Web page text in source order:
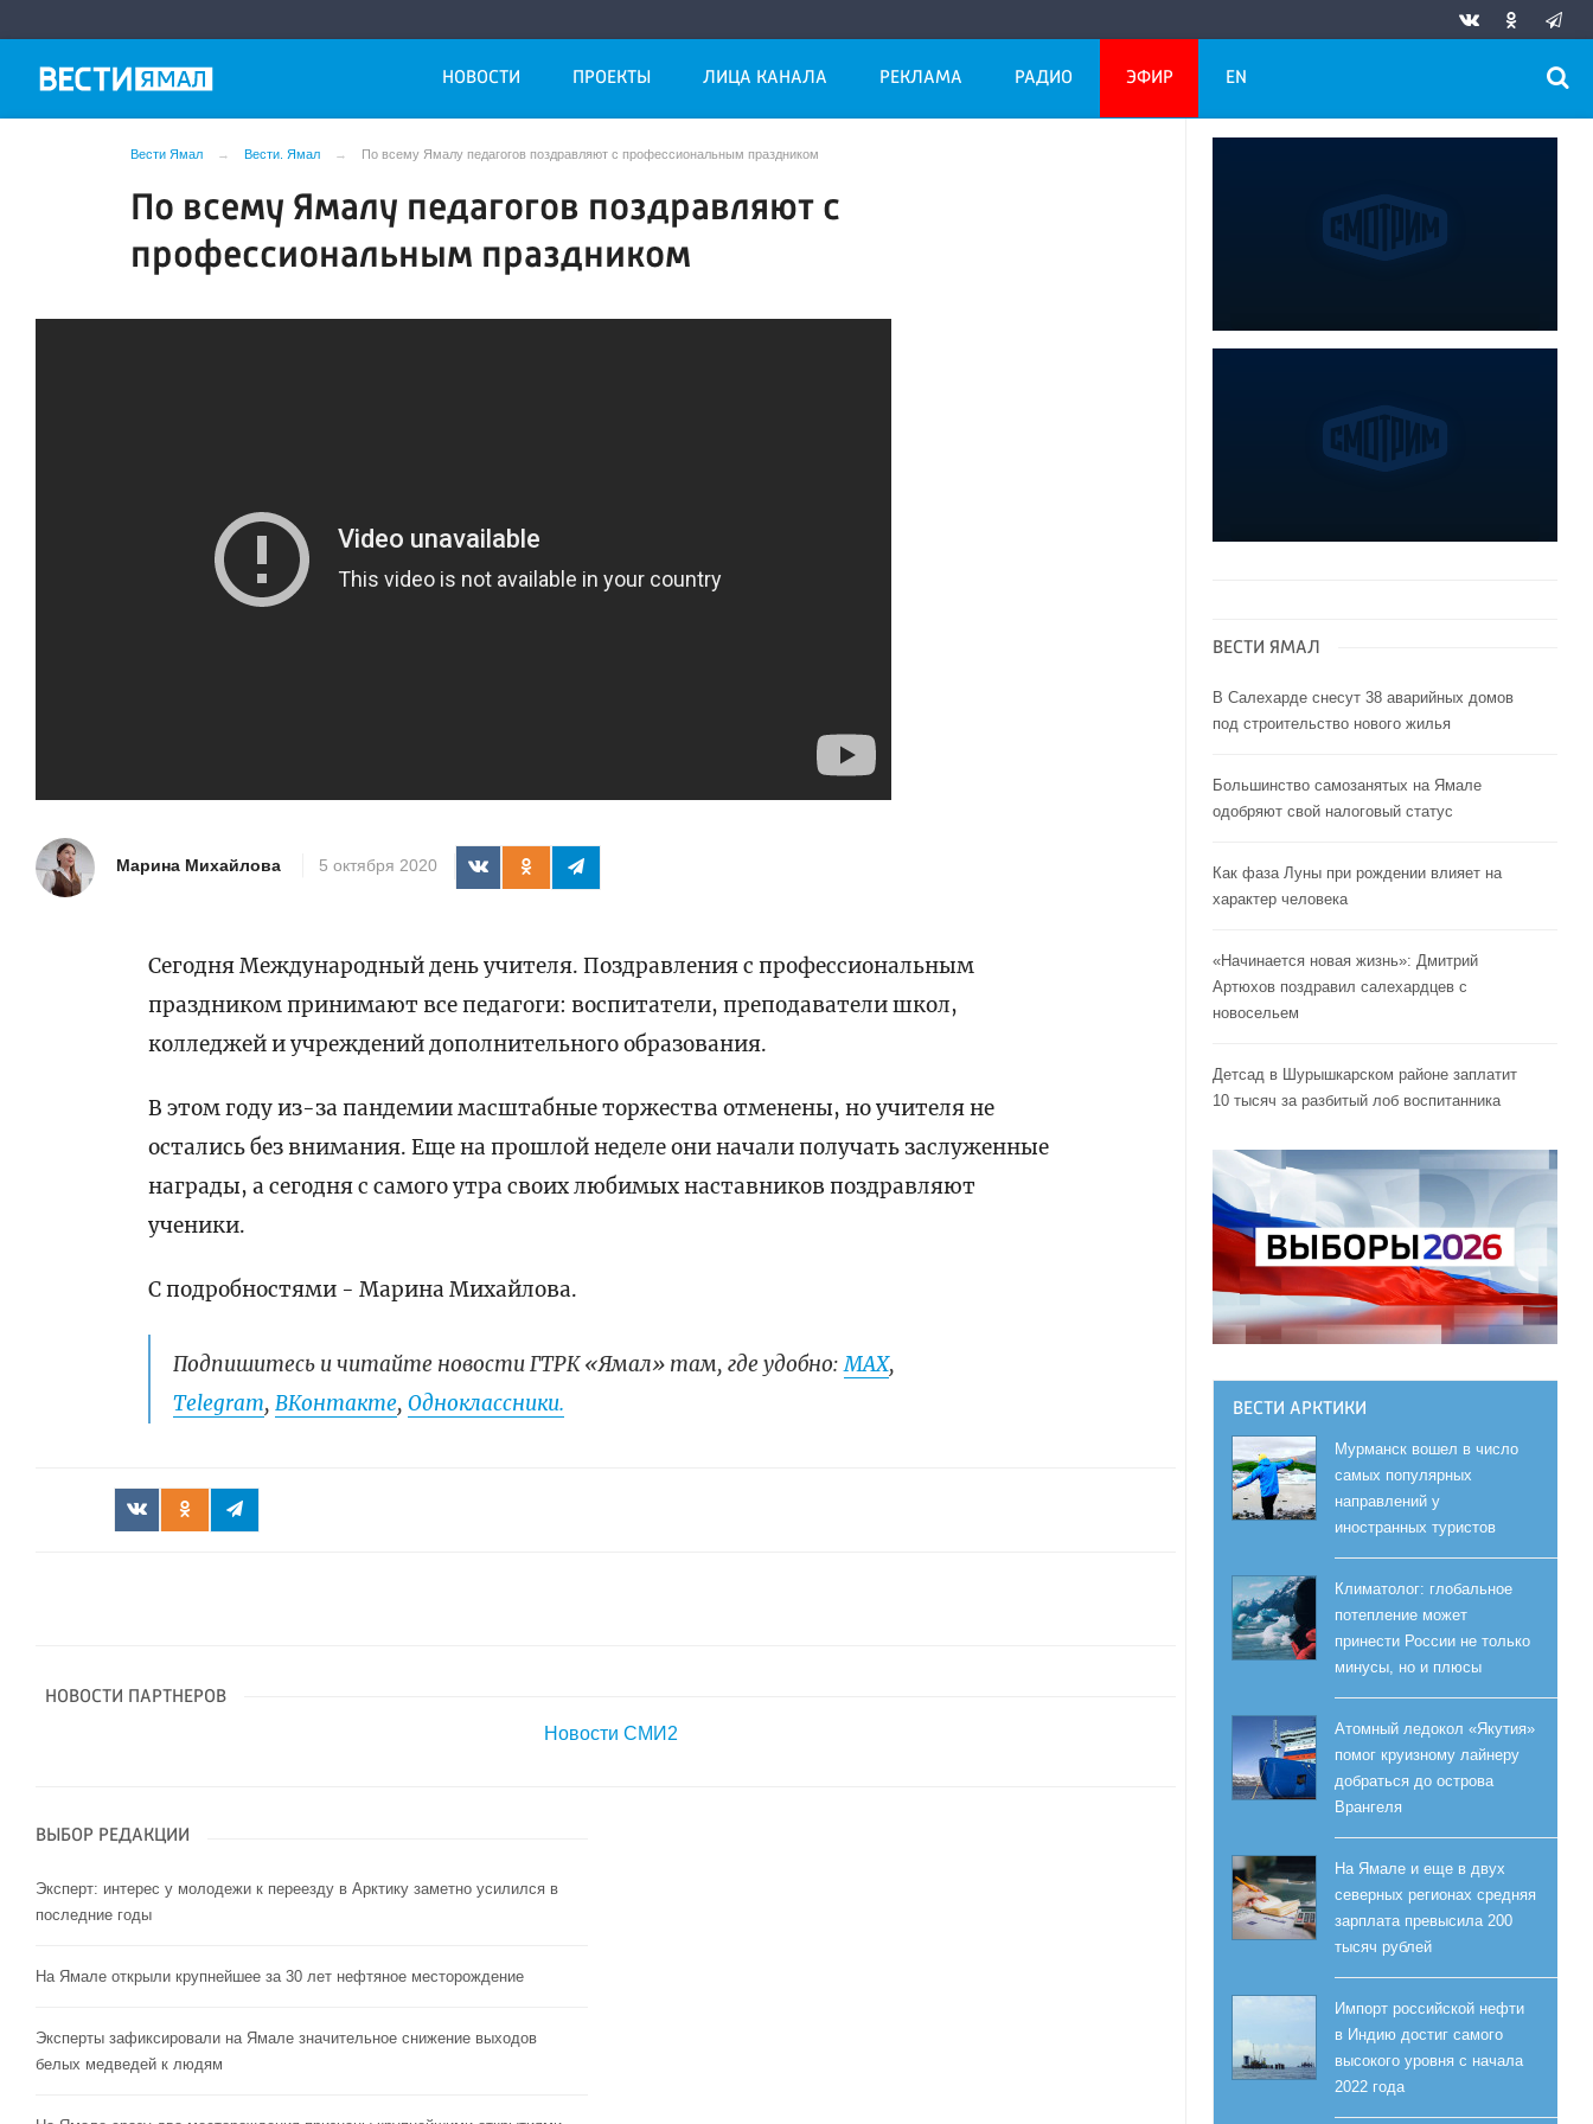
НОВОСТИ ПРОЕКТЫ ЛИЦА КАНАЛА РЕКЛАМА РАДИО ЭФИР EN
Вести Ямал Вести. Ямал По всему Ямалу педагогов поздравляют с профессиональным праздником
По всему Ямалу педагогов поздравляют с
профессиональным праздником
Марина Михайлова 5 октября 2020
Сегодня Международный день учителя. Поздравления с профессиональным
праздником принимают все педагоги: воспитатели, преподаватели школ,
колледжей и учреждений дополнительного образования.
В этом году из-за пандемии масштабные торжества отменены, но учителя не
остались без внимания. Еще на прошлой неделе они начали получать заслуженные
награды, а сегодня с самого утра своих любимых наставников поздравляют
ученики.
С подробностями - Марина Михайлова.
Подпишитесь и читайте новости ГТРК «Ямал» там, где удобно:МАХ,
Telegram,ВКонтакте,Одноклассники.
НОВОСТИ ПАРТНЕРОВ
Новости СМИ2
ВЫБОР РЕДАКЦИИ
Эксперт: интерес у молодежи к переезду в Арктику заметно усилился в
последние годы
На Ямале открыли крупнейшее за 30 лет нефтяное месторождение
Эксперты зафиксировали на Ямале значительное снижение выходов
белых медведей к людям
ВЕСТИ ЯМАЛ
В Салехарде снесут 38 аварийных домов
под строительство нового жилья
Большинство самозанятых на Ямале
одобряют свой налоговый статус
Как фаза Луны при рождении влияет на
характер человека
«Начинается новая жизнь»: Дмитрий
Артюхов поздравил салехардцев с
новосельем
Детсад в Шурышкарском районе заплатит
10 тысяч за разбитый лоб воспитанника
ВЕСТИ АРКТИКИ
Мурманск вошел в число
самых популярных
направлений у
иностранных туристов
Климатолог: глобальное
потепление может
принести России не только
минусы, но и плюсы
Атомный ледокол «Якутия»
помог круизному лайнеру
добраться до острова
Врангеля
На Ямале и еще в двух
северных регионах средняя
зарплата превысила 200
тысяч рублей
Импорт российской нефти
в Индию достиг самого
высокого уровня с начала
2022 года